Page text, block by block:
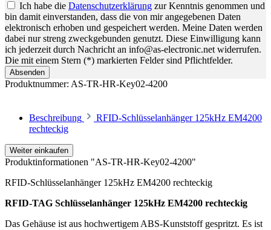
Ich habe die Datenschutzerklärung zur Kenntnis genommen und
bin damit einverstanden, dass die von mir angegebenen Daten
elektronisch erhoben und gespeichert werden. Meine Daten werden
dabei nur streng zweckgebunden genutzt. Diese Einwilligung kann
ich jederzeit durch Nachricht an info@as-electronic.net widerrufen.
Die mit einem Stern (*) markierten Felder sind Pflichtfelder.
Absenden
Produktnummer: AS-TR-HR-Key02-4200
Beschreibung
RFID-Schlüsselanhänger 125kHz EM4200
rechteckig
Weiter einkaufen
Produktinformationen "AS-TR-HR-Key02-4200"
RFID-Schlüsselanhänger 125kHz EM4200 rechteckig
RFID-TAG Schlüsselanhänger 125kHz EM4200 rechteckig
Das Gehäuse ist aus hochwertigem ABS-Kunststoff gespritzt. Es ist